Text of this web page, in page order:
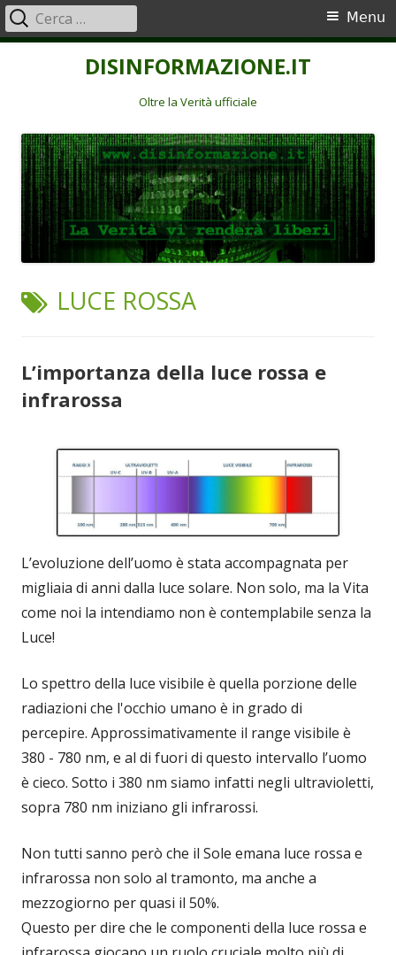
DISINFORMAZIONE.IT
Oltre la Verità ufficiale
Menu
principale
Menu
Ricerca
per:
TAG:
LUCE ROSSA
L’importanza della luce rossa e
infrarossa
L’evoluzione dell’uomo è stata accompagnata per
migliaia di anni dalla luce solare. Non solo, ma la Vita
come noi la intendiamo non è contemplabile senza la
Luce!
Lo spettro della luce visibile è quella porzione delle
radiazioni che l'occhio umano è in grado di
percepire. Approssimativamente il range visibile è
380 - 780 nm, e al di fuori di questo intervallo l’uomo
è cieco. Sotto i 380 nm siamo infatti negli ultravioletti,
sopra 780 nm iniziano gli infrarossi.
Non tutti sanno però che il Sole emana luce rossa e
infrarossa non solo al tramonto, ma anche a
mezzogiorno per quasi il 50%.
Questo per dire che le componenti della luce rossa e